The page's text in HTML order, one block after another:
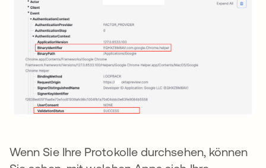
Wenn Sie Ihre Protokolle durchsehen, können